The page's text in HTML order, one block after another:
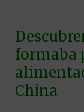
formaba
China